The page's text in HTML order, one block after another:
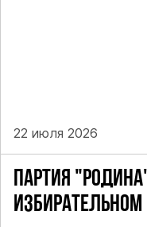
ПАРТИЯ
22 июля 2026